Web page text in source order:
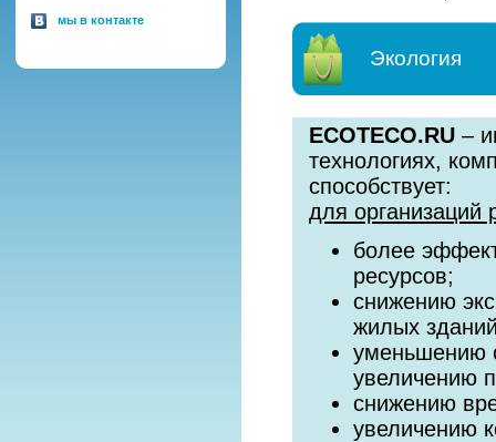
мы в контакте
Экология
ECOTECO.RU –
технологиях,
способствует:
для организаций
более
ресурсов;
снижению
жилых
уменьшению
увеличению
снижению
увеличению